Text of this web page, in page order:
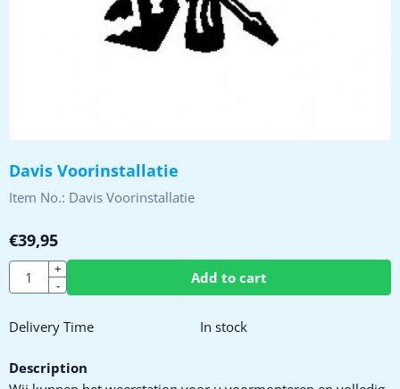
Davis Voorinstallatie
Item No.: Davis Voorinstallatie
€39,95
Quantity
+
-
Add to cart
Delivery Time In stock
Description